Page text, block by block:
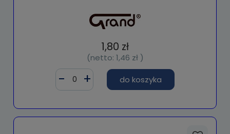
1,80 zł
(netto: 1,46 zł)
do koszyka